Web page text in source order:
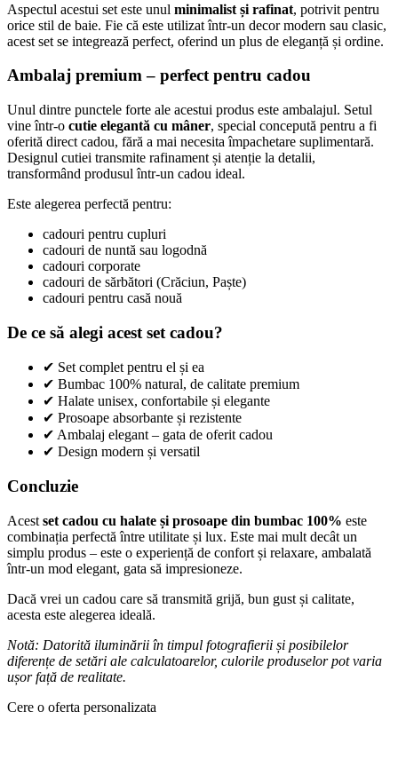
Aspectul acestui set este unul minimalist și rafinat, potrivit pentru
orice stil de baie. Fie că este utilizat într-un decor modern sau clasic,
acest set se integrează perfect, oferind un plus de eleganță și ordine.
Ambalaj premium – perfect pentru cadou
Unul dintre punctele forte ale acestui produs este ambalajul. Setul
vine într-o cutie elegantă cu mâner, special concepută pentru a fi
oferită direct cadou, fără a mai necesita împachetare suplimentară.
Designul cutiei transmite rafinament și atenție la detalii,
transformând produsul într-un cadou ideal.
Este alegerea perfectă pentru:
cadouri pentru cupluri
cadouri de nuntă sau logodnă
cadouri corporate
cadouri de sărbători (Crăciun, Paște)
cadouri pentru casă nouă
De ce să alegi acest set cadou?
✔ Set complet pentru el și ea
✔ Bumbac 100% natural, de calitate premium
✔ Halate unisex, confortabile și elegante
✔ Prosoape absorbante și rezistente
✔ Ambalaj elegant – gata de oferit cadou
✔ Design modern și versatil
Concluzie
Acest set cadou cu halate și prosoape din bumbac 100% este
combinația perfectă între utilitate și lux. Este mai mult decât un
simplu produs – este o experiență de confort și relaxare, ambalată
într-un mod elegant, gata să impresioneze.
Dacă vrei un cadou care să transmită grijă, bun gust și calitate,
acesta este alegerea ideală.
Notă: Datorită iluminării în timpul fotografierii și posibilelor
diferențe de setări ale calculatoarelor, culorile produselor pot varia
ușor față de realitate.
Cere o oferta personalizata